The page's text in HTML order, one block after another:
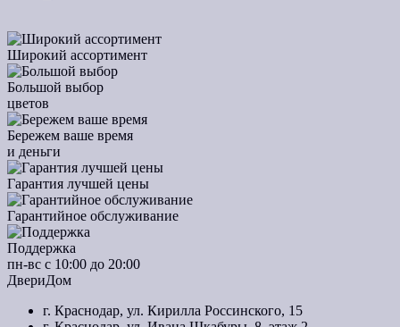
Широкий ассортимент
Большой выбор
цветов
Бережем ваше время
и деньги
Гарантия лучшей цены
Гарантийное обслуживание
Поддержка
пн-вс с 10:00 до 20:00
ДвериДом
г. Краснодар, ул. Кирилла Россинского, 15